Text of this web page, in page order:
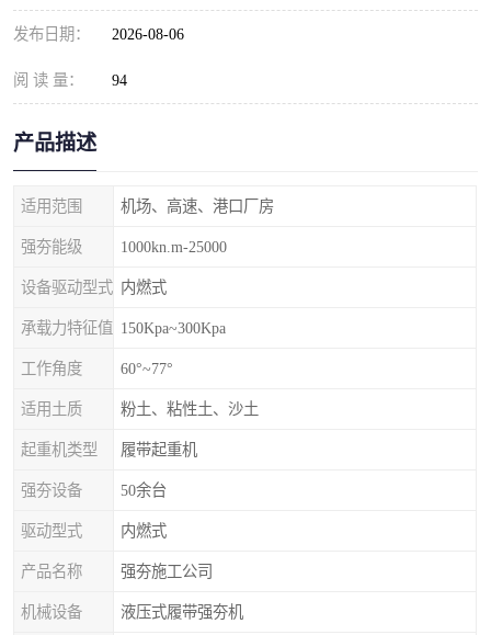
发布日期： 2026-08-06
阅 读 量： 94
产品描述
适用范围 机场、高速、港口厂房
强夯能级 1000kn.m-25000
设备驱动型式 内燃式
承载力特征值 150Kpa~300Kpa
工作角度 60°~77°
适用土质 粉土、粘性土、沙土
起重机类型 履带起重机
强夯设备 50余台
驱动型式 内燃式
产品名称 强夯施工公司
机械设备 液压式履带强夯机